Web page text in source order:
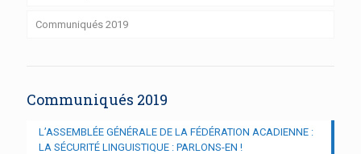
Communiqués 2019
Communiqués 2019
L’ASSEMBLÉE GÉNÉRALE DE LA FÉDÉRATION ACADIENNE :
LA SÉCURITÉ LINGUISTIQUE : PARLONS-EN !